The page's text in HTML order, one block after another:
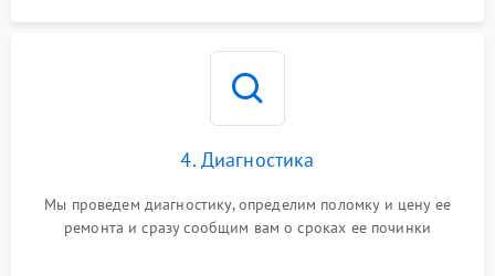
4. Диагностика
Мы проведем диагностику, определим поломку и цену ее
ремонта и сразу сообщим вам о сроках ее починки